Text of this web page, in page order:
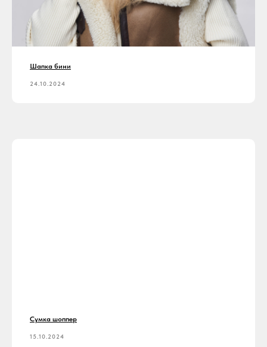
Шапка бини
24.10.2024
Сумка шоппер
15.10.2024